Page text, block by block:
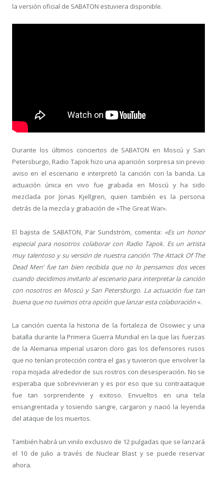
la versión oficial de SABATON estuviera disponible.
Durante los últimos conciertos de SABATON en Moscú y San
Petersburgo, Radio Tapok hizo una aparición sorpresa sin previo
aviso en el escenario e interpretó la canción con la banda. La
actuación única en vivo fue grabada en Moscú y ha sido
mezclada por Jonas Kjellgren, quien también es la persona
detrás de la mezcla y grabación de «The Great War».
El bajista de SABATON, Pär Sundström, comenta: «Es un honor
especial para nosotros colaborar con Radio Tapok. Es un artista
muy talentoso y su versión de nuestra canción ‘The Attack Of The
Dead Men’ fue tan bien recibida que no lo pensamos dos veces
cuando decidimos invitarlo al escenario para interpretar la canción
con nosotros en Moscú y San Petersburgo. La actuación fue tan
buena que no tuvimos otra opción que lanzar esta colaboración «.
La canción cuenta la historia de la fortaleza de Osowiec y una
batalla durante la Primera Guerra Mundial en la que las fuerzas
de la Alemania imperial usaron cloro gas los defensores rusos
que no tenían protección contra el gas y tuvieron que envolver la
ropa mojada alrededor de sus rostros con desesperación. No se
esperaba que sobrevivieran y es por eso que su contraataque
fue tan sorprendente y exitoso. Envueltos en una tela
ensangrentada y tosiendo sangre, cargaron y nació la leyenda
del ataque de los muertos.
También habrá un vinilo exclusivo de 12 pulgadas que se lanzará
el 10 de julio a través de Nuclear Blast y se puede reservar
ahora.